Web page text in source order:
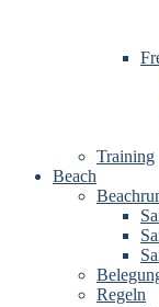
Training
Beach
Regeln